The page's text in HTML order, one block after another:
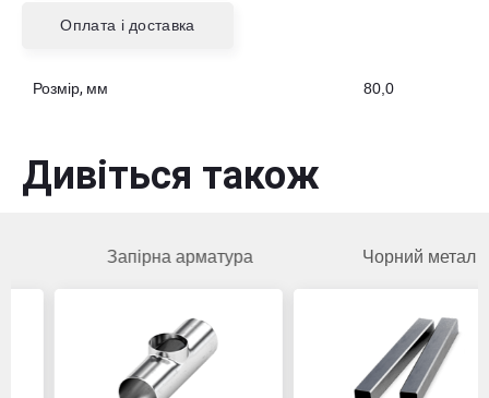
Оплата і доставка
Розмір, мм 80,0
Дивіться також
Запірна арматура Чорний метал